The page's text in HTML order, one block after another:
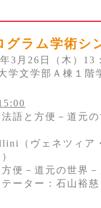
グラム学術シ
3月26日（木）13
学文学部Ａ棟１階
語と方便－道元
（ヴェネツィア
方便－道元の世界
ーター：石山裕